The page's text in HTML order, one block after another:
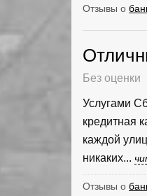
Отзывы о
Без оценки
Услугами
кредитная
каждой
никаких...
Отзывы о